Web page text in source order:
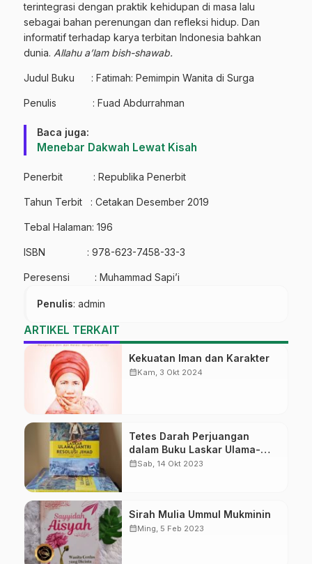
terintegrasi dengan praktik kehidupan di masa lalu
sebagai bahan perenungan dan refleksi hidup. Dan
informatif terhadap karya terbitan Indonesia bahkan
dunia. Allahu a’lam bish-shawab.
Judul Buku : Fatimah: Pemimpin Wanita di Surga
Penulis : Fuad Abdurrahman
Baca juga:
Menebar Dakwah Lewat Kisah
Penerbit : Republika Penerbit
Tahun Terbit : Cetakan Desember 2019
Tebal Halaman: 196
ISBN : 978-623-7458-33-3
Peresensi : Muhammad Sapi’i
Penulis: admin
ARTIKEL TERKAIT
Kekuatan Iman dan Karakter
calendar_monthKam, 3 Okt 2024
Tetes Darah Perjuangan
dalam Buku Laskar Ulama-
Santri
calendar_monthSab, 14 Okt 2023
Sirah Mulia Ummul Mukminin
calendar_monthMing, 5 Feb 2023